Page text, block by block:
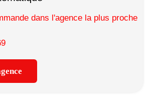
dans l'agence la plus proche